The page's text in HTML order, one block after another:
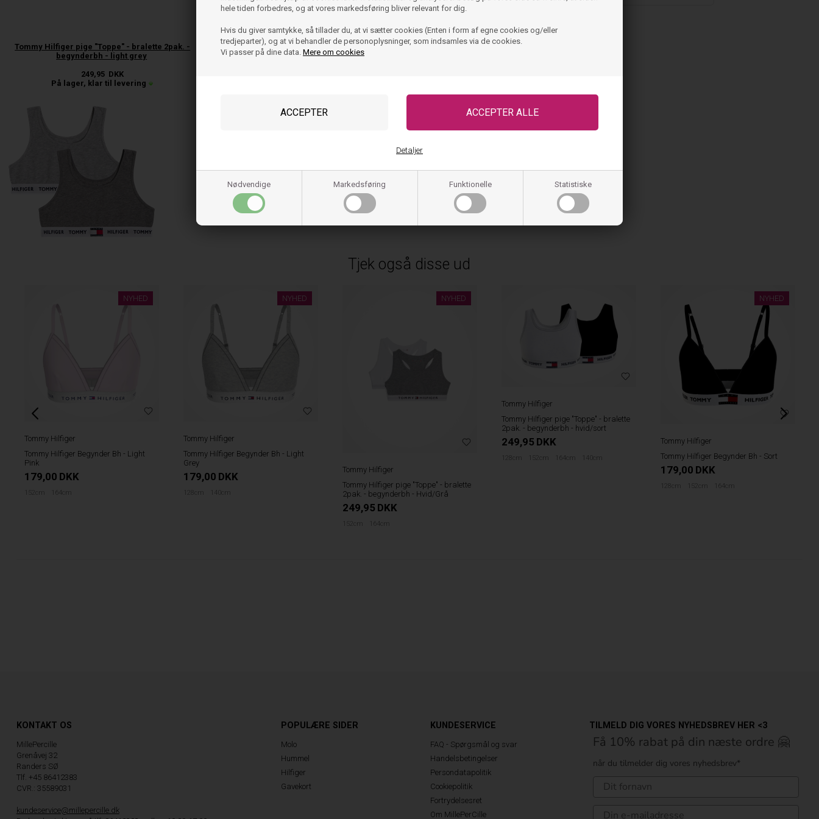
hele tiden forbedres, og at vores markedsføring bliver relevant for dig.
Hvis du giver samtykke, så tillader du, at vi sætter cookies (Enten i form af egne cookies og/eller
tredjeparter), og at vi behandler de personoplysninger, som indsamles via de cookies.
Vi passer på dine data. Mere om cookies
Nødvendige Markedsføring Funktionelle Statistiske
Detaljer
Tommy Hilfiger pige "Toppe" - bralette 2pak. -
begynderbh - light grey
249,95 DKK
På lager, klar til levering
Tommy Hilfiger pige "Toppe" - bralette 2pak. -
begynderbh - hvid/navy
Tommy Hilfiger pige "Hipster" - 2-pak shorty -
Tjek også disse ud
NYHED
Tommy Hilfiger
Tommy Hilfiger Begynder Bh - Light
Pink
179,00 DKK
152cm 164cm
NYHED
Tommy Hilfiger
Tommy Hilfiger Begynder Bh - Light
Grey
179,00 DKK
128cm 140cm
NYHED
Tommy Hilfiger
Tommy Hilfiger pige "Toppe" - bralette
2pak. - begynderbh - Hvid/Grå
249,95 DKK
152cm 164cm
Tommy Hilfiger
Tommy Hilfiger pige "Toppe" - bralette
2pak. - begynderbh - hvid/sort
249,95 DKK
128cm 152cm 164cm 140cm
NYHED
Tommy Hilfiger
Tommy Hilfiger Begynder Bh - Sort
179,00 DKK
128cm 152cm 164cm
KONTAKT OS
MillePercille
Grenåvej 32
Randers SØ
Tlf. +45 86412383
CVR.: 35589031
kundeservice@millepercille.dk
POPULÆRE SIDER
Molo
Hummel
Hilfiger
Gavekort
KUNDESERVICE
FAQ - Spørgsmål og svar
Handelsbetingelser
Persondatapolitik
Cookiepolitik
Fortrydelsesret
Om MillePerCille
TILMELD DIG VORES NYHEDSBREV HER <3
Få 10% rabat på din næste ordre 🤗
når du tilmelder dig vores nyhedsbrev*